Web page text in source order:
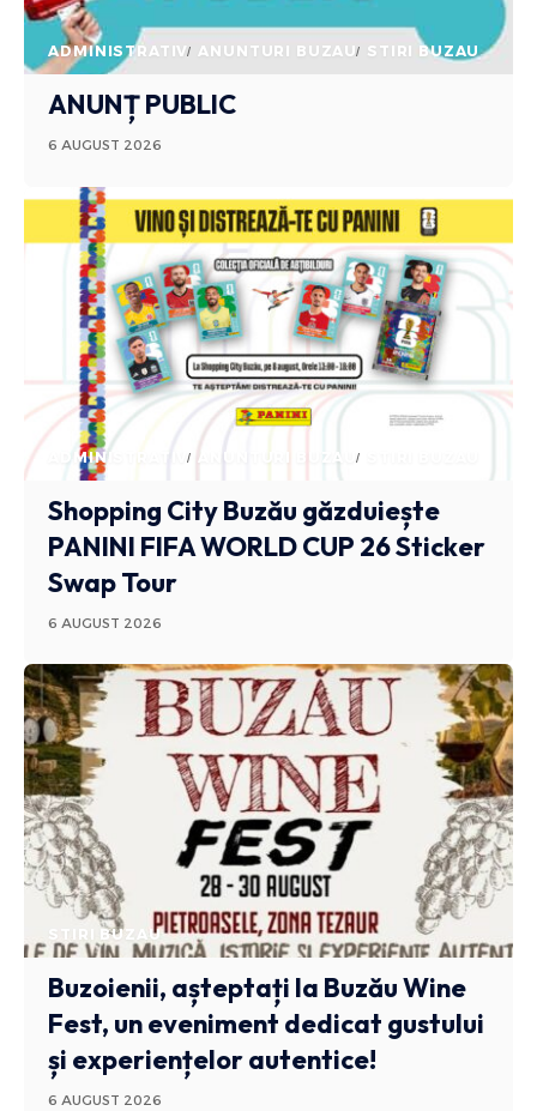
ADMINISTRATIV ANUNTURI BUZAU STIRI BUZAU
ANUNȚ PUBLIC
6 AUGUST 2026
ADMINISTRATIV ANUNTURI BUZAU
Shopping City Buzău găzduiește
PANINI FIFA WORLD CUP 26 Sticker
Swap Tour
6 AUGUST 2026
STIRI BUZAU
Buzoienii, așteptați la Buzău Wine
Fest, un eveniment dedicat gustului
și experiențelor autentice!
6 AUGUST 2026